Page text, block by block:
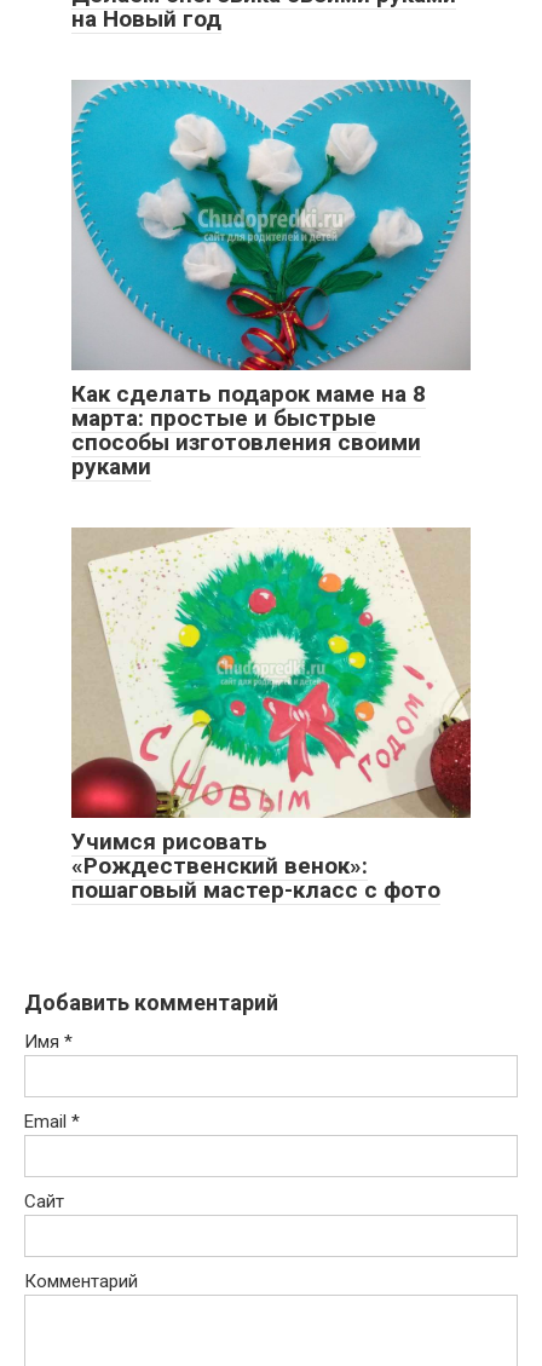
на Новый год
Как сделать подарок маме на 8
марта: простые и быстрые
способы изготовления своими
руками
Учимся рисовать
«Рождественский венок»:
пошаговый мастер-класс с фото
Добавить комментарий
Имя *
Email *
Сайт
Комментарий